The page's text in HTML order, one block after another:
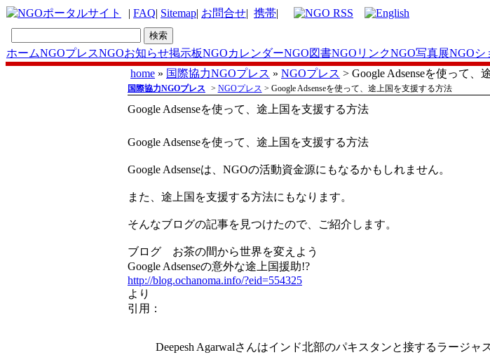
| FAQ| Sitemap| お問合せ| 携帯|
ホームNGOプレスNGOお知らせ掲示板NGOカレンダーNGO図書NGOリンクNGO写真展NGOシ
home » 国際協力NGOプレス » NGOプレス > Google Adsenseを使って、
国際協力NGOプレス > NGOプレス > Google Adsenseを使って、途上国を支援する方法
Google Adsenseを使って、途上国を支援する方法
Google Adsenseを使って、途上国を支援する方法
Google Adsenseは、NGOの活動資金源にもなるかもしれません。
また、途上国を支援する方法にもなります。
そんなブログの記事を見つけたので、ご紹介します。
ブログ お茶の間から世界を変えよう
Google Adsenseの意外な途上国援助!?
http://blog.ochanoma.info/?eid=554325
より
引用：
Deepesh Agarwalさんはインド北部のパキスタンと接するラージ